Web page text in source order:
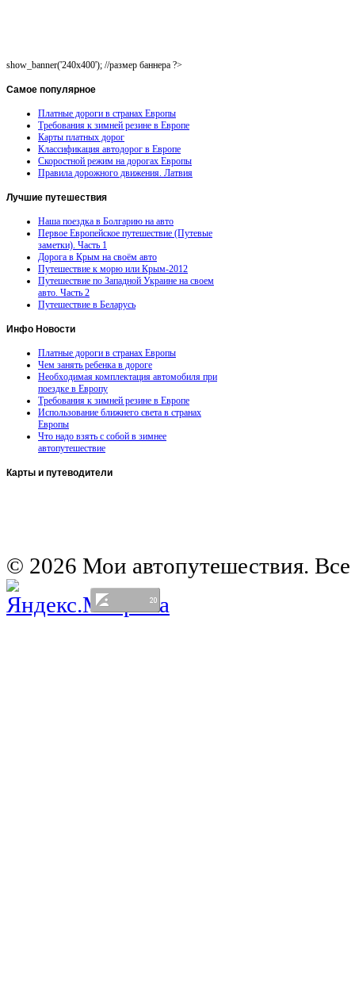
show_banner('240x400'); //размер баннера ?>
Самое популярное
Платные дороги в странах Европы
Требования к зимней резине в Европе
Карты платных дорог
Классификация автодорог в Европе
Скоростной режим на дорогах Европы
Правила дорожного движения. Латвия
Лучшие путешествия
Наша поездка в Болгарию на авто
Первое Европейское путешествие (Путевые
заметки). Часть 1
Дорога в Крым на своём авто
Путешествие к морю или Крым-2012
Путешествие по Западной Украине на своем
авто. Часть 2
Путешествие в Беларусь
Инфо Новости
Платные дороги в странах Европы
Чем занять ребенка в дороге
Необходимая комплектация автомобиля при
поездке в Европу
Требования к зимней резине в Европе
Использование ближнего света в странах
Европы
Что надо взять с собой в зимнее
автопутешествие
Карты и путеводители
© 2026 Мои автопутешествия.